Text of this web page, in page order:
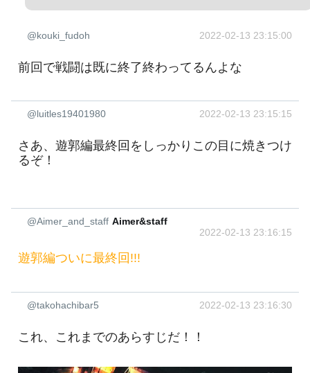
@kouki_fudoh 2022-02-13 23:15:00
前回で戦闘は既に終了終わってるんよな
@luitles19401980 2022-02-13 23:15:15
さあ、遊郭編最終回をしっかりこの目に焼きつけ
るぞ！
@Aimer_and_staff Aimer&staff
2022-02-13 23:16:15
遊郭編ついに最終回!!!
@takohachibar5 2022-02-13 23:16:30
これ、これまでのあらすじだ！！